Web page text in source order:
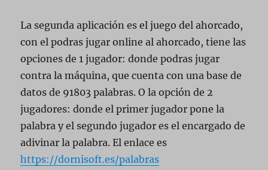
La segunda aplicación es el juego del ahorcado,
con el podras jugar online al ahorcado, tiene las
opciones de 1 jugador: donde podras jugar
contra la máquina, que cuenta con una base de
datos de 91803 palabras. O la opción de 2
jugadores: donde el primer jugador pone la
palabra y el segundo jugador es el encargado de
adivinar la palabra. El enlace es
https://dornisoft.es/palabras